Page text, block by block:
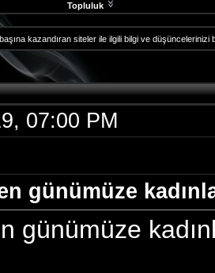
Topluluk
kazandıran siteler ile ilgili bilgi ve
07:00 PM
günümüze
günümüze